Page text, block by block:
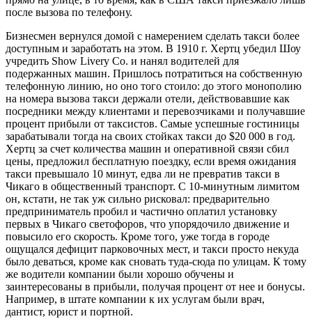
после вызова по телефону.
Бизнесмен вернулся домой с намерением сделать такси более
доступным и заработать на этом. В 1910 г. Хертц убедил Шоу
учредить Show Livery Co. и нанял водителей для
подержанных машин. Пришлось потратиться на собственную
телефонную линию, но оно того стоило: до этого монополию
на номера вызова такси держали отели, действовавшие как
посредники между клиентами и перевозчиками и получавшие
процент прибыли от таксистов. Самые успешные гостиницы
зарабатывали тогда на своих стойках такси до $20 000 в год.
Хертц за счет количества машин и оперативной связи сбил
цены, предложил бесплатную поездку, если время ожидания
такси превышало 10 минут, едва ли не превратив такси в
Чикаго в общественный транспорт. С 10-минутным лимитом
он, кстати, не так уж сильно рисковал: предварительно
предприниматель пробил и частично оплатил установку
первых в Чикаго светофоров, что упорядочило движение и
повысило его скорость. Кроме того, уже тогда в городе
ощущался дефицит парковочных мест, и такси просто некуда
было деваться, кроме как сновать туда-сюда по улицам. К тому
же водители компании были хорошо обучены и
заинтересованы в прибыли, получая процент от нее и бонусы.
Например, в штате компании к их услугам были врач,
дантист, юрист и портной.